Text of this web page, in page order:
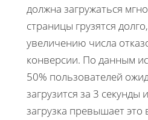
должна загружаться
страницы грузятся
увеличению числа
конверсии. По данным
50% пользователей
загрузится за 3 секунды
загрузка превышает это